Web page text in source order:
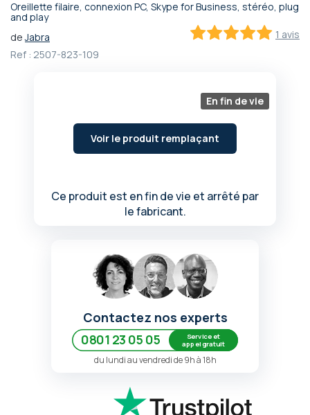
Oreillette filaire, connexion PC, Skype for Business, stéréo, plug
and play
1 avis
deJabra
Ref : 2507-823-109
En fin de vie
Voir le produit remplaçant
Ce produit est en fin de vie et arrêté par
le fabricant.
Passer
début
de
Contactez nos experts
0801 23 05 05
Service et
appel gratuit
du lundi au vendredi de 9h à 18h